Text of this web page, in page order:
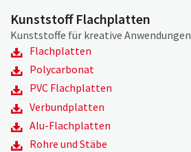
Kunststoff Flachplatten
Kunststoffe für kreative Anwendungen
Flachplatten
Polycarbonat
PVC Flachplatten
Verbundplatten
Alu-Flachplatten
Rohre und Stäbe